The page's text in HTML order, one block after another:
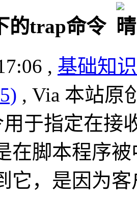
的trap命令
, 基础知识
, Via 本站原
于指定在接
在脚本程序
它，是因为